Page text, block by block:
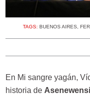
TAGS: BUENOS AIRES
En Mi sangre yagán,
historia de